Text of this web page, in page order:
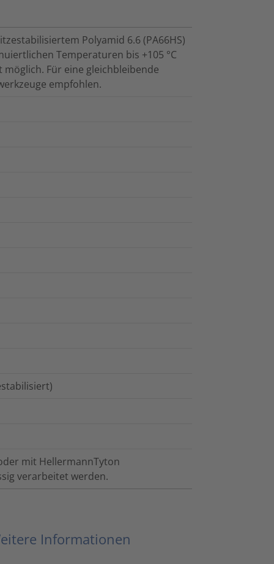
Polyamid 6.6 (PA66HS)
Temperaturen bis +105 °C
Für eine gleichbleibende
empfohlen.
mit HellermannTyton
verarbeitet werden.
Informationen